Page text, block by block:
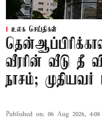
உலக செய்திகள்
வீரரின் வீடு தீ
நாசம்; முதியவர்
Published on: 06 Aug 2026,